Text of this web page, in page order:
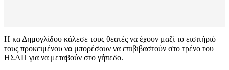
Η κα Δημογλίδου κάλεσε τους θεατές να έχουν μαζί το εισιτήριό
τους προκειμένου να μπορέσουν να επιβιβαστούν στο τρένο του
ΗΣΑΠ για να μεταβούν στο γήπεδο.